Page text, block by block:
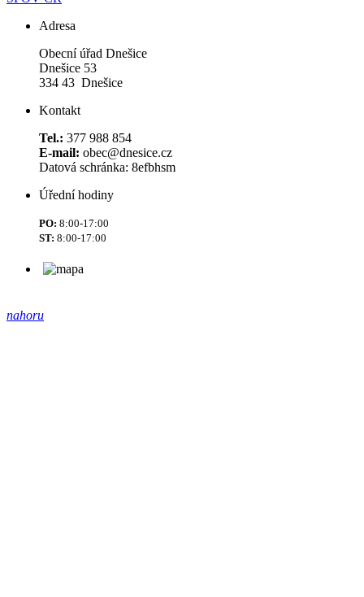
Adresa
Obecní úřad Dnešice
Dnešice 53
334 43 Dnešice
Kontakt
Tel.: 377 988 854
E-mail: obec@dnesice.cz
Datová schránka: 8efbhsm
Úřední hodiny
PO: 8:00-17:00
ST: 8:00-17:00
nahoru